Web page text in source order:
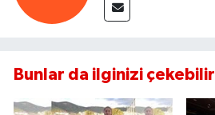
Bunlar da ilginizi çekebilir